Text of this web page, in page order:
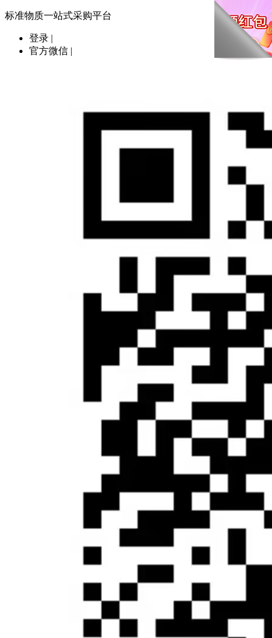
标准物质一站式采购平台
登录 |
官方微信 |